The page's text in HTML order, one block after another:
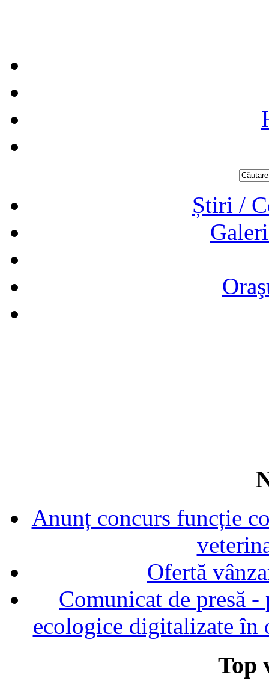
Știri /
Anunț concurs funcție
Ofertă
Comunicat de presă
ecologice digitalizate în
Top